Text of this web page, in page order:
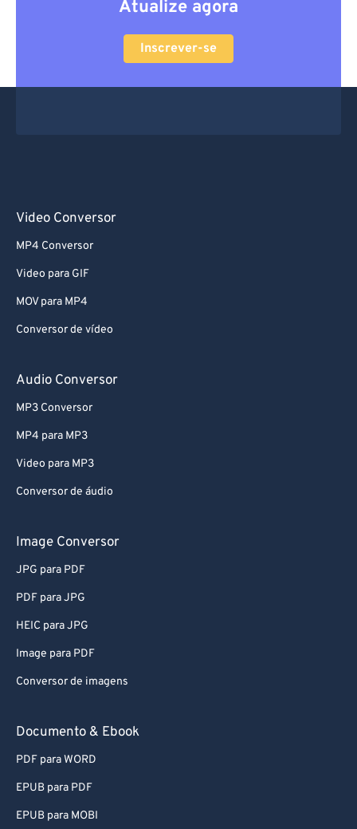
Atualize agora
Inscrever-se
Video Conversor
MP4 Conversor
Video para GIF
MOV para MP4
Conversor de vídeo
Audio Conversor
MP3 Conversor
MP4 para MP3
Video para MP3
Conversor de áudio
Image Conversor
JPG para PDF
PDF para JPG
HEIC para JPG
Image para PDF
Conversor de imagens
Documento & Ebook
PDF para WORD
EPUB para PDF
EPUB para MOBI